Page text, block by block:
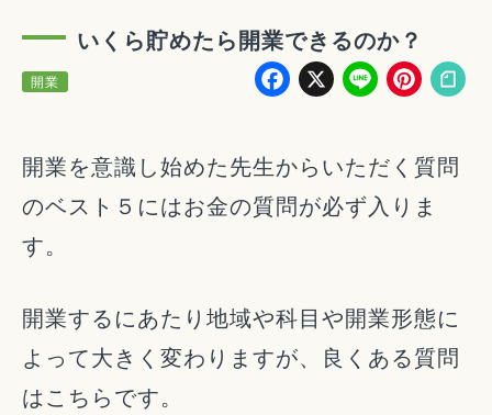
いくら貯めたら開業できるのか？
開業 Facebook
X Line
開業を意識し始めた先生からいただく質問
のベスト５にはお金の質問が必ず入りま
す。
開業するにあたり地域や科目や開業形態に
よって大きく変わりますが、良くある質問
はこちらです。